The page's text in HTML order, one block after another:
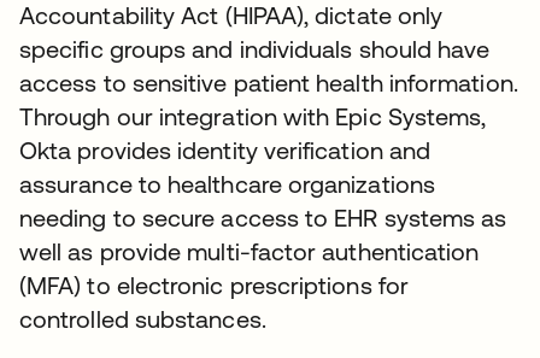
Accountability Act (HIPAA), dictate only
specific groups and individuals should have
access to sensitive patient health information.
Through our integration with Epic Systems,
Okta provides identity verification and
assurance to healthcare organizations
needing to secure access to EHR systems as
well as provide multi-factor authentication
(MFA) to electronic prescriptions for
controlled substances.